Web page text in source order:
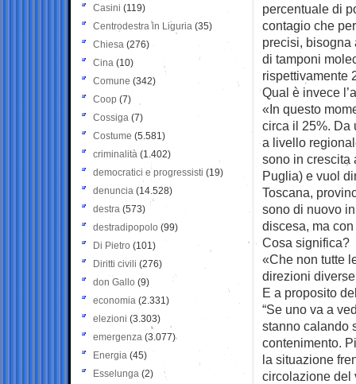
percentuale di
contagio che
precisi, bisogna
di tamponi
rispettivamente
Qual è invece
«In questo
circa il 25%. Da
a livello
sono in crescita
Puglia) e vuol
Toscana,
sono di nuovo
discesa, ma
Cosa significa?
«Che non tutte
direzioni
E a proposito
“Se uno va a
stanno calando
contenimento.
la situazione
circolazione del
Casini (119)
Centrodestra in Liguria (35)
Chiesa (276)
Cina (10)
Comune (342)
Coop (7)
Cossiga (7)
Costume (5.581)
criminalità (1.402)
democratici e progressisti (19)
denuncia (14.528)
destra (573)
destradipopolo (99)
Di Pietro (101)
Diritti civili (276)
don Gallo (9)
economia (2.331)
elezioni (3.303)
emergenza (3.077)
Energia (45)
Esselunga (2)